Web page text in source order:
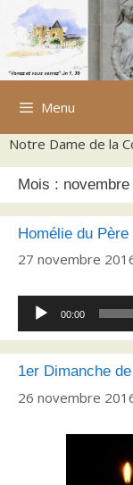
Aller
contenu
Menu
Notre Dame de la
Mois : novembre
Homélie du
27 novembre
Lecteur
audio
00:00
1er Dimanche de
26 novembre